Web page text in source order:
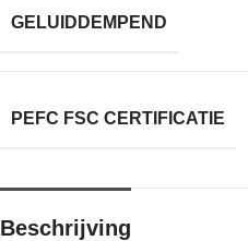
GELUIDDEMPEND
PEFC FSC CERTIFICATIE
Beschrijving